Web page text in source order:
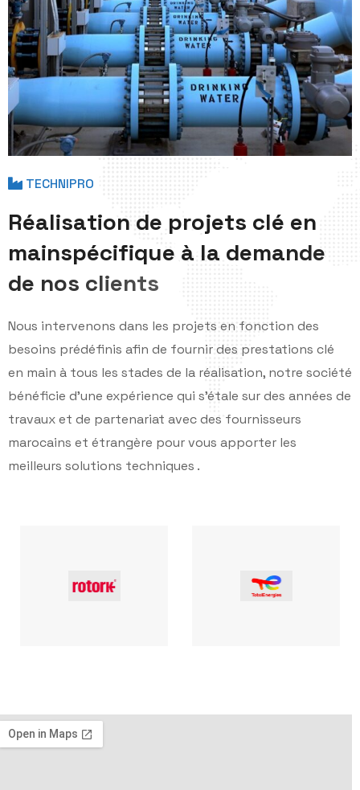
TECHNIPRO
Réalisation de projets clé en
mainspécifique à la demande
de nos clients
Nous intervenons dans les projets en fonction des
besoins prédéfinis afin de fournir des prestations clé
en main à tous les stades de la réalisation, notre société
bénéficie d'une expérience qui s'étale sur des années de
travaux et de partenariat avec des fournisseurs
marocains et étrangère pour vous apporter les
meilleurs solutions techniques .